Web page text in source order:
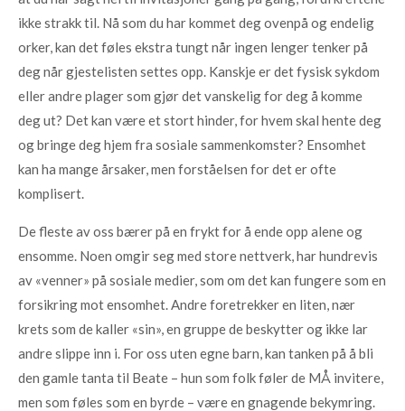
ikke strakk til. Nå som du har kommet deg ovenpå og endelig
orker, kan det føles ekstra tungt når ingen lenger tenker på
deg når gjestelisten settes opp. Kanskje er det fysisk sykdom
eller andre plager som gjør det vanskelig for deg å komme
deg ut? Det kan være et stort hinder, for hvem skal hente deg
og bringe deg hjem fra sosiale sammenkomster? Ensomhet
kan ha mange årsaker, men forståelsen for det er ofte
komplisert.
De fleste av oss bærer på en frykt for å ende opp alene og
ensomme. Noen omgir seg med store nettverk, har hundrevis
av «venner» på sosiale medier, som om det kan fungere som en
forsikring mot ensomhet. Andre foretrekker en liten, nær
krets som de kaller «sin», en gruppe de beskytter og ikke lar
andre slippe inn i. For oss uten egne barn, kan tanken på å bli
den gamle tanta til Beate – hun som folk føler de MÅ invitere,
men som føles som en byrde – være en gnagende bekymring.